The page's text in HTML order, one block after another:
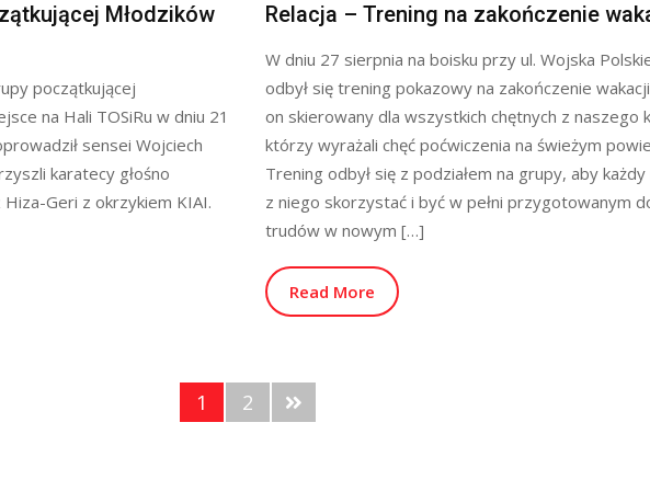
Młodzików
początkującej
na Hali TOSiRu w dniu 21
sensei Wojciech
karatecy głośno
Geri z okrzykiem KIAI.
Relacja – Trening na zakończenie
W dniu 27 sierpnia na boisku przy ul. Wojska
odbył się trening pokazowy na zakończenie
on skierowany dla wszystkich chętnych z naszego
którzy wyrażali chęć poćwiczenia na świeżym
Trening odbył się z podziałem na grupy, aby każdy
z niego skorzystać i być w pełni przygotowanym
trudów w nowym […]
Read More
1 2